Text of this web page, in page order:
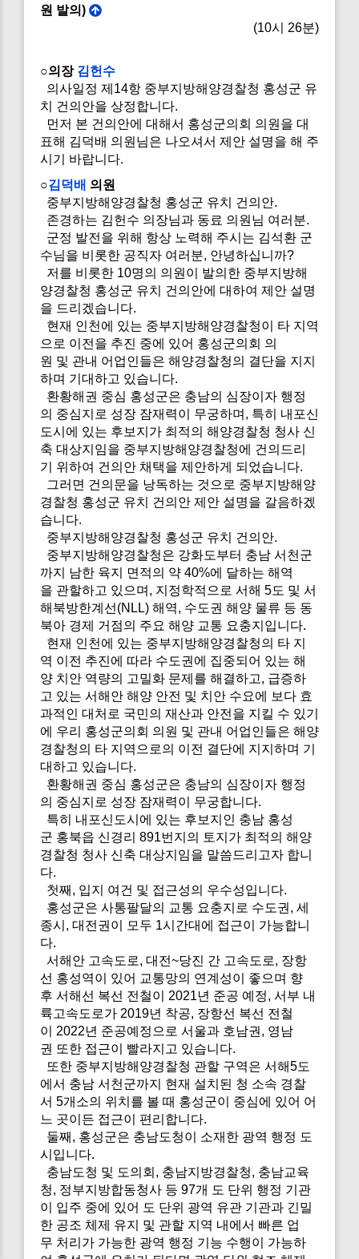
원 발의)
(10시 26분)
○의장 김헌수
의사일정 제14항 중부지방해양경찰청 홍성군 유
치 건의안을 상정합니다.
먼저 본 건의안에 대해서 홍성군의회 의원을 대
표해 김덕배 의원님은 나오셔서 제안 설명을 해 주
시기 바랍니다.
○김덕배 의원
중부지방해양경찰청 홍성군 유치 건의안.
존경하는 김헌수 의장님과 동료 의원님 여러분.
군정 발전을 위해 항상 노력해 주시는 김석환 군
수님을 비롯한 공직자 여러분, 안녕하십니까?
저를 비롯한 10명의 의원이 발의한 중부지방해
양경찰청 홍성군 유치 건의안에 대하여 제안 설명
을 드리겠습니다.
현재 인천에 있는 중부지방해양경찰청이 타 지역
으로 이전을 추진 중에 있어 홍성군의회 의
원 및 관내 어업인들은 해양경찰청의 결단을 지지
하며 기대하고 있습니다.
환황해권 중심 홍성군은 충남의 심장이자 행정
의 중심지로 성장 잠재력이 무궁하며, 특히 내포신
도시에 있는 후보지가 최적의 해양경찰청 청사 신
축 대상지임을 중부지방해양경찰청에 건의드리
기 위하여 건의안 채택을 제안하게 되었습니다.
그러면 건의문을 낭독하는 것으로 중부지방해양
경찰청 홍성군 유치 건의안 제안 설명을 갈음하겠
습니다.
중부지방해양경찰청 홍성군 유치 건의안.
중부지방해양경찰청은 강화도부터 충남 서천군
까지 남한 육지 면적의 약 40%에 달하는 해역
을 관할하고 있으며, 지정학적으로 서해 5도 및 서
해북방한계선(NLL) 해역, 수도권 해양 물류 등 동
북아 경제 거점의 주요 해양 교통 요충지입니다.
현재 인천에 있는 중부지방해양경찰청의 타 지
역 이전 추진에 따라 수도권에 집중되어 있는 해
양 치안 역량의 고밀화 문제를 해결하고, 급증하
고 있는 서해안 해양 안전 및 치안 수요에 보다 효
과적인 대처로 국민의 재산과 안전을 지킬 수 있기
에 우리 홍성군의회 의원 및 관내 어업인들은 해양
경찰청의 타 지역으로의 이전 결단에 지지하며 기
대하고 있습니다.
환황해권 중심 홍성군은 충남의 심장이자 행정
의 중심지로 성장 잠재력이 무궁합니다.
특히 내포신도시에 있는 후보지인 충남 홍성
군 홍북읍 신경리 891번지의 토지가 최적의 해양
경찰청 청사 신축 대상지임을 말씀드리고자 합니
다.
첫째, 입지 여건 및 접근성의 우수성입니다.
홍성군은 사통팔달의 교통 요충지로 수도권, 세
종시, 대전권이 모두 1시간대에 접근이 가능합니
다.
서해안 고속도로, 대전~당진 간 고속도로, 장항
선 홍성역이 있어 교통망의 연계성이 좋으며 향
후 서해선 복선 전철이 2021년 준공 예정, 서부 내
륙고속도로가 2019년 착공, 장항선 복선 전철
이 2022년 준공예정으로 서울과 호남권, 영남
권 또한 접근이 빨라지고 있습니다.
또한 중부지방해양경찰청 관할 구역은 서해5도
에서 충남 서천군까지 현재 설치된 청 소속 경찰
서 5개소의 위치를 볼 때 홍성군이 중심에 있어 어
느 곳이든 접근이 편리합니다.
둘째, 홍성군은 충남도청이 소재한 광역 행정 도
시입니다.
충남도청 및 도의회, 충남지방경찰청, 충남교육
청, 정부지방합동청사 등 97개 도 단위 행정 기관
이 입주 중에 있어 도 단위 광역 유관 기관과 긴밀
한 공조 체제 유지 및 관할 지역 내에서 빠른 업
무 처리가 가능한 광역 행정 기능 수행이 가능하